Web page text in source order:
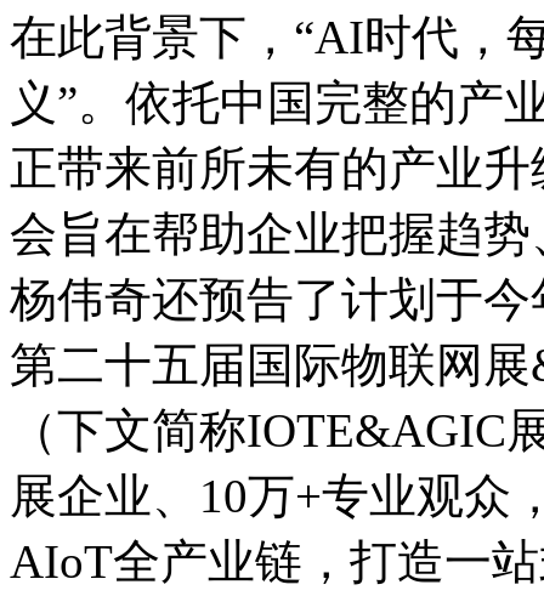
在此背景下，“AI时代，
义”。依托中国完整的产
正带来前所未有的产业
会旨在帮助企业把握趋
杨伟奇还预告了计划于
第二十五届国际物联网
（下文简称IOTE&AGIC
展企业、10万+专业观众
AIoT全产业链，打造一